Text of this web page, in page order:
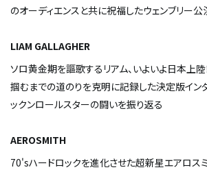
のオーディエンスと共に祝福したウェンブリー公
LIAM GALLAGHER
ソロ黄金期を謳歌するリアム、いよいよ日本上
掴むまでの道のりを克明に記録した決定版イン
ックンロールスターの闘いを振り返る
AEROSMITH
70'sハードロックを進化させた超新星エアロス